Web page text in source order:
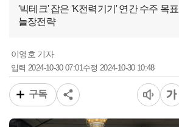
'빅테크' 잡은 'K전력기기' 연간 수주 목
늘장전략
이영호 기자
입력 2024-10-30 07:01 수정 2024-10-30 10:48
구독